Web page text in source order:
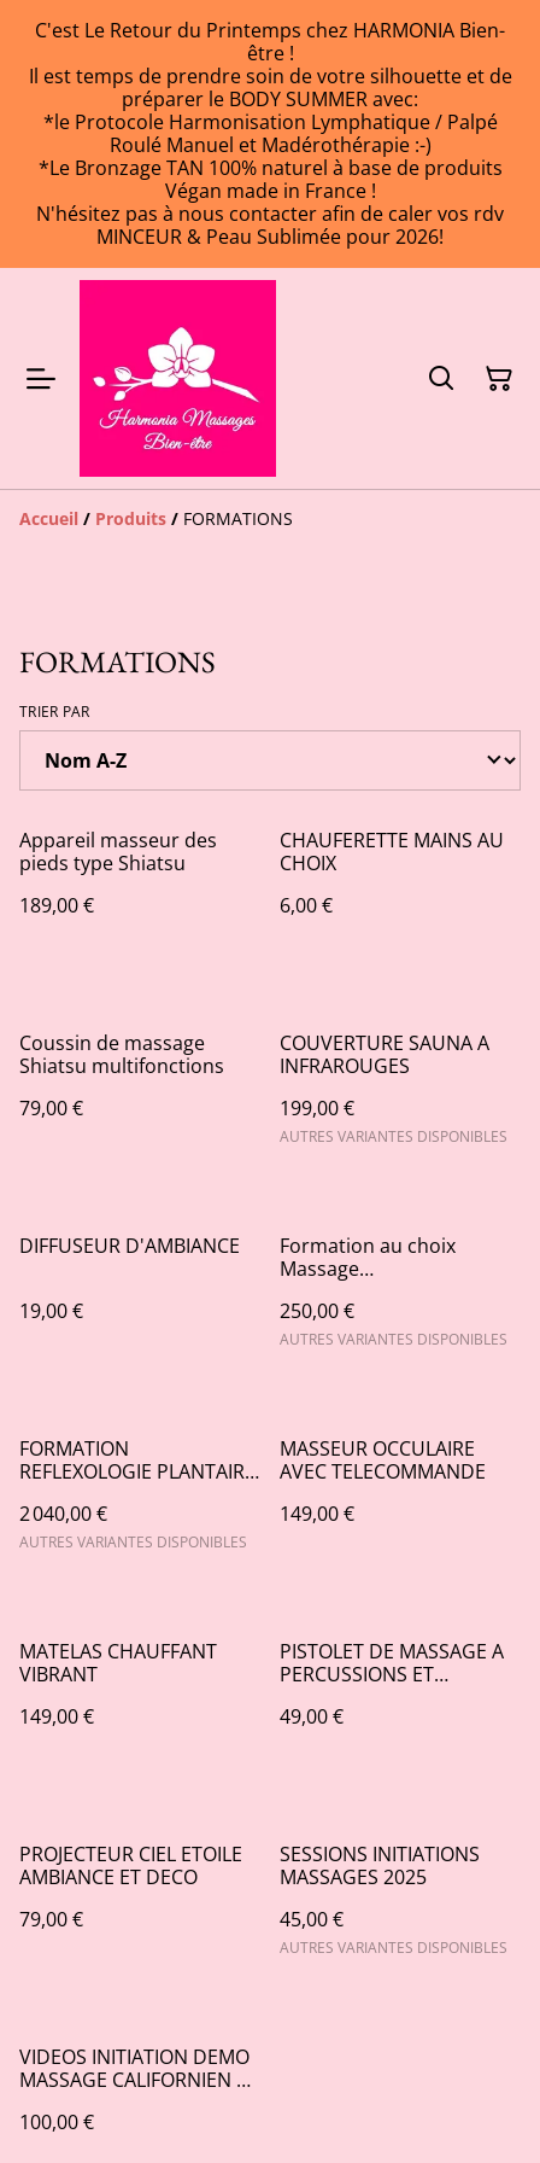
C'est Le Retour du Printemps chez HARMONIA Bien-
être !
Il est temps de prendre soin de votre silhouette et de
préparer le BODY SUMMER avec:
*le Protocole Harmonisation Lymphatique / Palpé
Roulé Manuel et Madérothérapie :-)
*Le Bronzage TAN 100% naturel à base de produits
Végan made in France !
N'hésitez pas à nous contacter afin de caler vos rdv
MINCEUR & Peau Sublimée pour 2026!
Accueil / Produits / FORMATIONS
FORMATIONS
TRIER PAR
Appareil masseur des
pieds type Shiatsu
189,00 €
CHAUFERETTE MAINS AU
CHOIX
6,00 €
Coussin de massage
Shiatsu multifonctions
79,00 €
COUVERTURE SAUNA A
INFRAROUGES
199,00 €
AUTRES VARIANTES DISPONIBLES
DIFFUSEUR D'AMBIANCE
19,00 €
Formation au choix
Massage
chaudes/Abhyanga/Réflex
ologie plantaire Thaie
250,00 €
AUTRES VARIANTES DISPONIBLES
FORMATION
REFLEXOLOGIE PLANTAIRE
2 040,00 €
AUTRES VARIANTES DISPONIBLES
MASSEUR OCCULAIRE
AVEC TELECOMMANDE
149,00 €
MATELAS CHAUFFANT
VIBRANT
149,00 €
PISTOLET DE MASSAGE A
PERCUSSIONS ET
49,00 €
PROJECTEUR CIEL ETOILE
AMBIANCE ET DECO
79,00 €
SESSIONS INITIATIONS
MASSAGES 2025
45,00 €
AUTRES VARIANTES DISPONIBLES
VIDEOS INITIATION DEMO
MASSAGE CALIFORNIEN ET
100,00 €